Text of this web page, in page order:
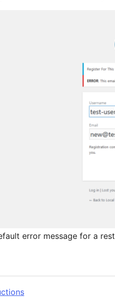
error message for a